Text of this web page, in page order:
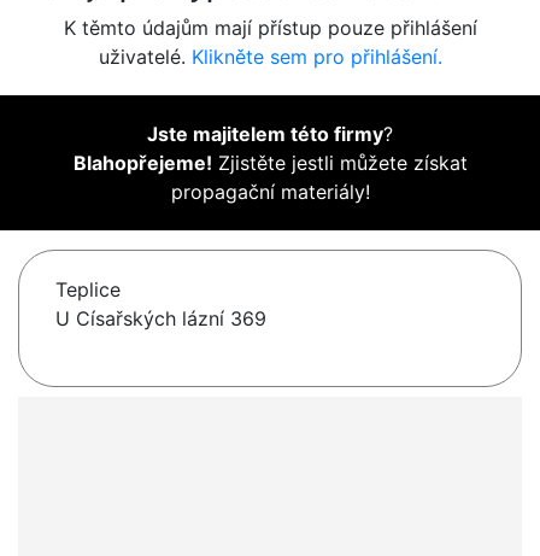
K těmto údajům mají přístup pouze přihlášení
uživatelé. Klikněte sem pro přihlášení.
Jste majitelem této firmy?
Blahopřejeme! Zjistěte jestli můžete získat
propagační materiály!
Teplice
U Císařských lázní 369